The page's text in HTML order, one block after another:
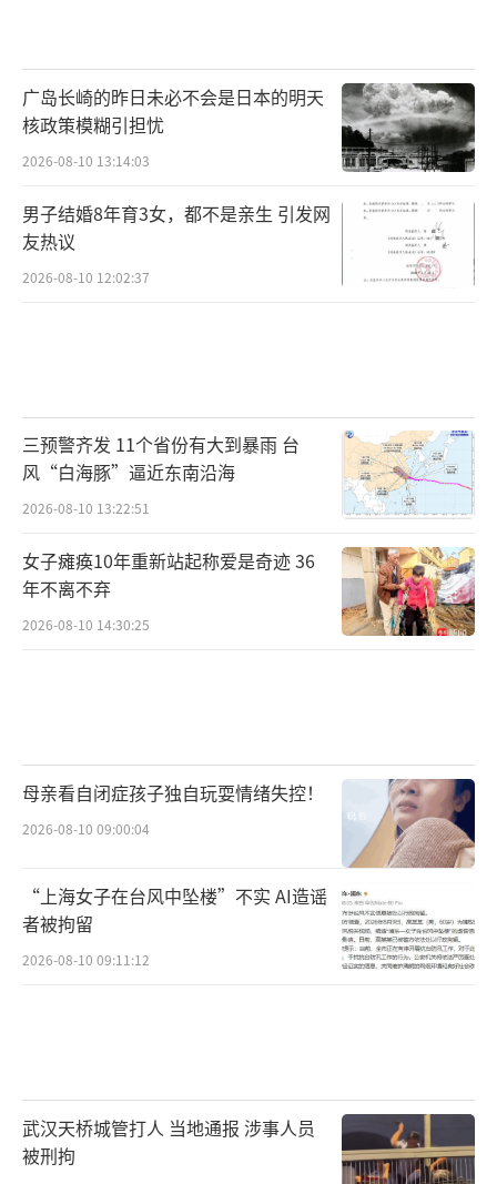
广岛长崎的昨日未必不会是日本的明天
核政策模糊引担忧
2026-08-10 13:14:03
男子结婚8年育3女，都不是亲生 引发网
友热议
2026-08-10 12:02:37
三预警齐发 11个省份有大到暴雨 台
风“白海豚”逼近东南沿海
2026-08-10 13:22:51
女子瘫痪10年重新站起称爱是奇迹 36
年不离不弃
2026-08-10 14:30:25
母亲看自闭症孩子独自玩耍情绪失控！
2026-08-10 09:00:04
“上海女子在台风中坠楼”不实 AI造谣
者被拘留
2026-08-10 09:11:12
武汉天桥城管打人 当地通报 涉事人员
被刑拘